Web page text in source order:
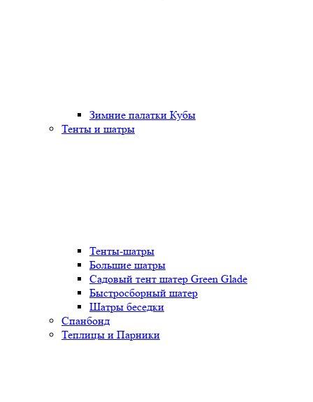
Зимние палатки Кубы
Тенты и шатры
Тенты-шатры
Большие шатры
Садовый тент шатер Green Glade
Быстросборный шатер
Шатры беседки
Спанбонд
Теплицы и Парники